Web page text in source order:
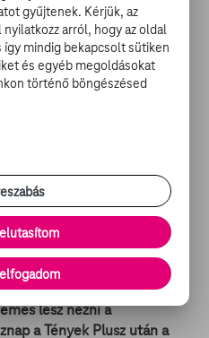
ígérték, hogy megannyi
az új részekbe, hogy még
ölelje körül a hétköznap
jelentet láthatunk
A rendezői
Bánovits Ottó,
Ádám, Ipacs Gergely,
Péter ül.
lesz nézni a
a Tények Plusz után a
gyűjtenek. Kérjük, az
arról, hogy az oldal
mindig bekapcsolt sütiken
és egyéb megoldásokat
történő böngészésed